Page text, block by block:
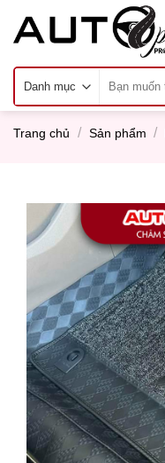
kiếm:
Trang chủ / Sản phẩm /